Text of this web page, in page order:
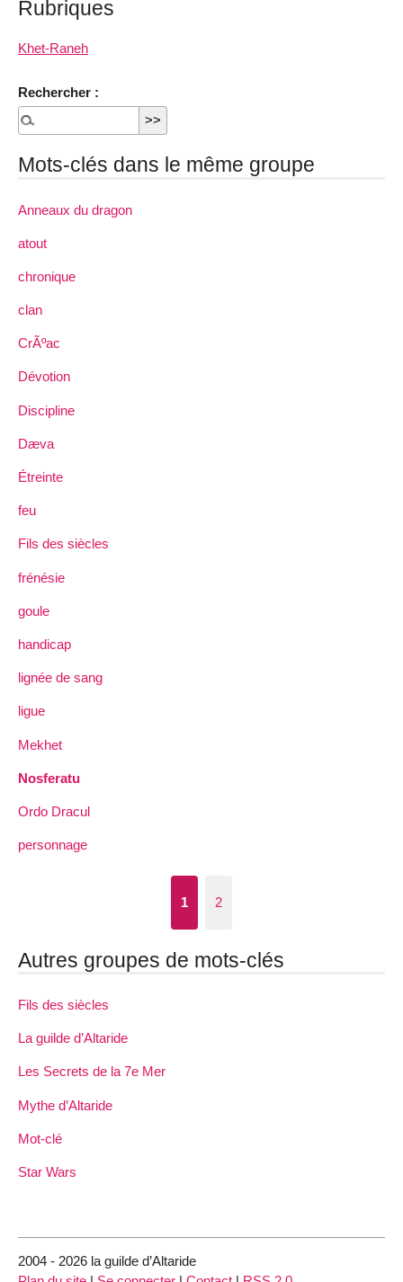
Rubriques
Khet-Raneh
Rechercher :
Mots-clés dans le même groupe
Anneaux du dragon
atout
chronique
clan
CrÃºac
Dévotion
Discipline
Dæva
Étreinte
feu
Fils des siècles
frénésie
goule
handicap
lignée de sang
ligue
Mekhet
Nosferatu
Ordo Dracul
personnage
1 2
Autres groupes de mots-clés
Fils des siècles
La guilde d’Altaride
Les Secrets de la 7e Mer
Mythe d’Altaride
Mot-clé
Star Wars
2004 - 2026 la guilde d’Altaride